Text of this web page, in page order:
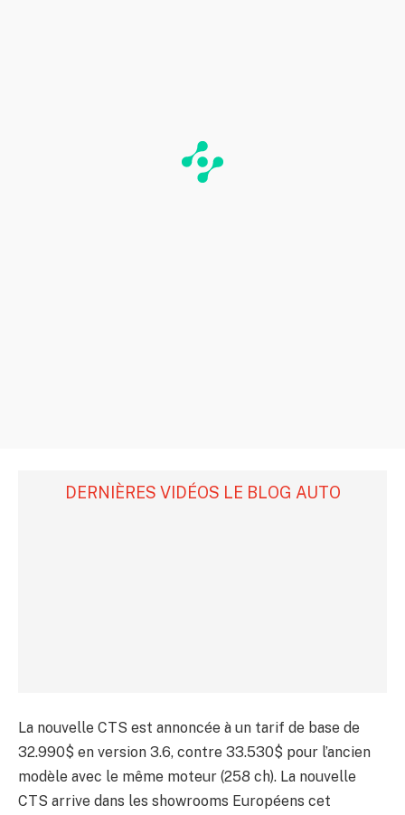
DERNIÈRES VIDÉOS LE BLOG AUTO
La nouvelle CTS est annoncée à un tarif de base de
32.990$ en version 3.6, contre 33.530$ pour l’ancien
modèle avec le même moteur (258 ch). La nouvelle
CTS arrive dans les showrooms Européens cet